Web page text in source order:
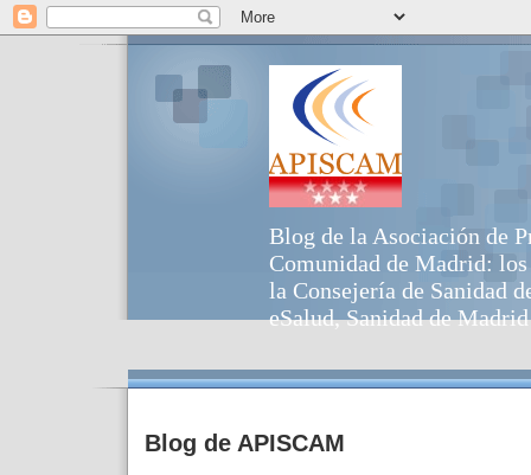
Blog de la Asociación de
Comunidad de Madrid:
la Consejería de Sanidad
eSalud, Sanidad de
Blog de APISCAM